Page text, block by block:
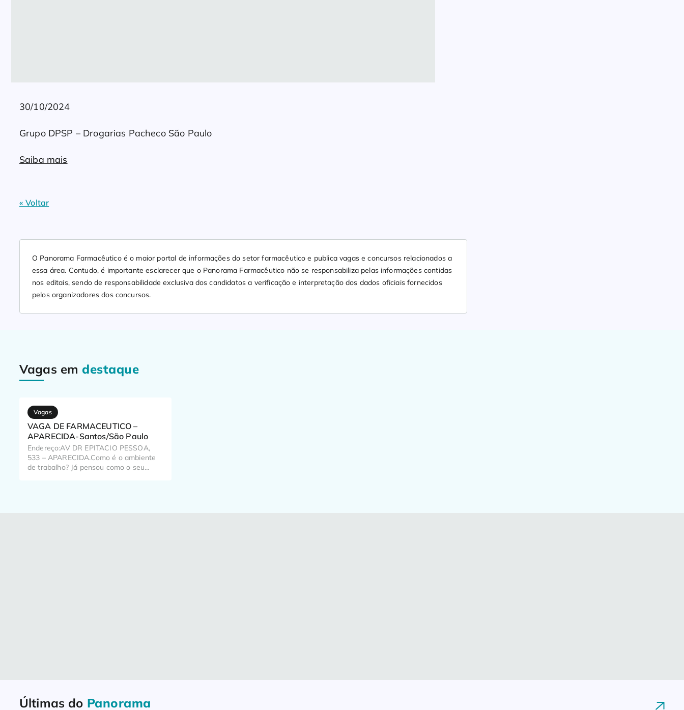
30/10/2024
Grupo DPSP – Drogarias Pacheco São Paulo
Saiba mais
« Voltar
O Panorama Farmacêutico é o maior portal de informações do setor farmacêutico e publica vagas e concursos relacionados a
essa área. Contudo, é importante esclarecer que o Panorama Farmacêutico não se responsabiliza pelas informações contidas
nos editais, sendo de responsabilidade exclusiva dos candidatos a verificação e interpretação dos dados oficiais fornecidos
pelos organizadores dos concursos.
Vagas em destaque
Vagas
VAGA DE FARMACEUTICO –
APARECIDA-Santos/São Paulo
Endereço:AV DR EPITACIO PESSOA,
533 – APARECIDA.Como é o ambiente
de trabalho? Já pensou como o seu
Últimas do Panorama